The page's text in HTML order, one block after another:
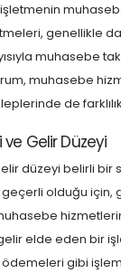
genellikle
muhasebe
muhasebe
de
Gelir Düzeyi
düzeyi belirli bir
olduğu için,
elde eden bir
gibi